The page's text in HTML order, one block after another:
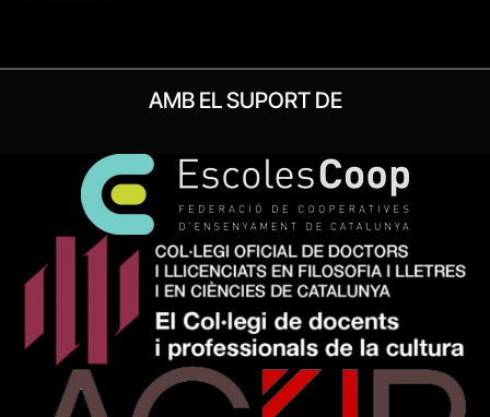
AMB EL SUPORT DE